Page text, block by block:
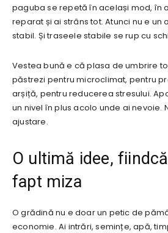
paguba se repetă în același mod, în
reparat și ai strâns tot. Atunci nu e un
stabil. Și traseele stabile se rup cu
Vestea bună e că plasa de umbrire
păstrezi pentru microclimat, pentru
arșiță, pentru reducerea stresului.
un nivel în plus acolo unde ai nevoie.
ajustare.
O ultimă idee,
fapt miza
O grădină nu e doar un petic de
economie. Ai intrări, semințe, apă,